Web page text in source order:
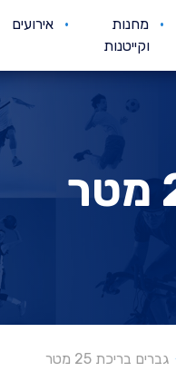
מחנות
וקייטנות
אירועים
גברים בריכת 25 מטר